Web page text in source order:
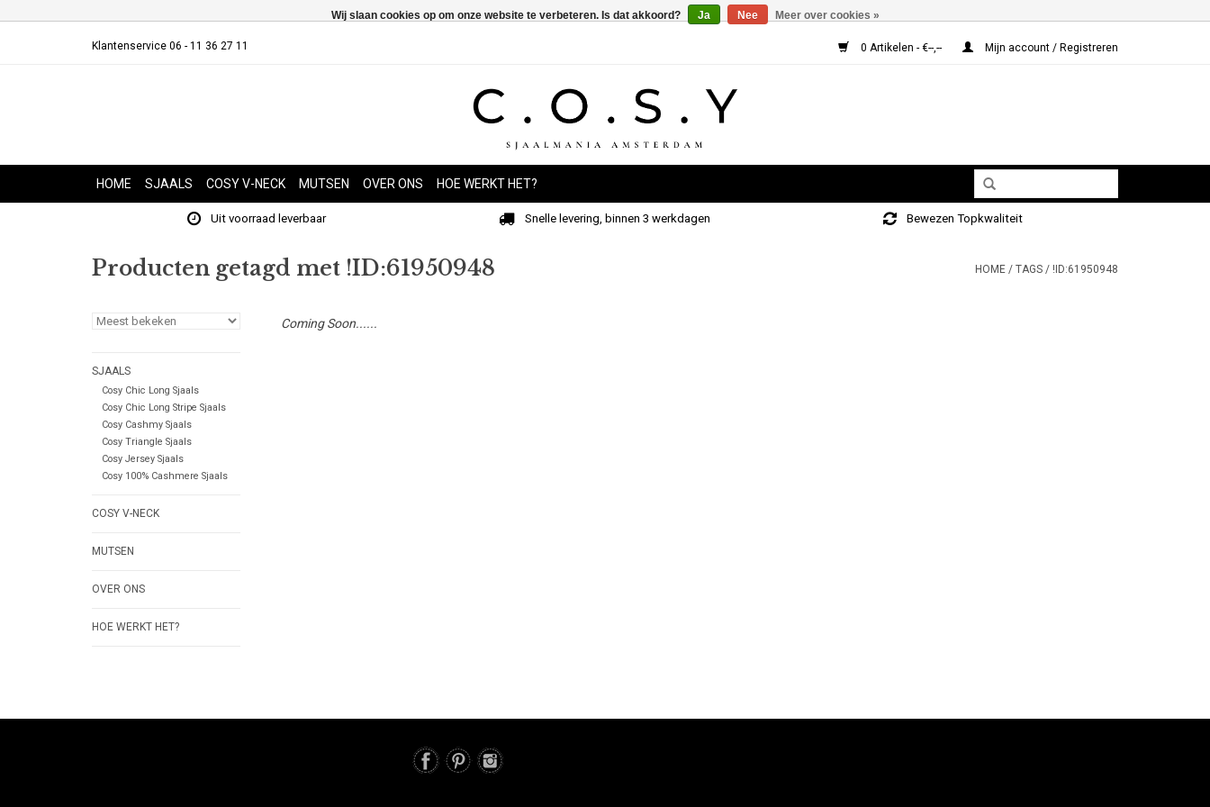
Klantenservice 06 - 11 36 27 11 0 Artikelen - €--,-- Mijn account / Registreren
HOME SJAALS COSY V-NECK MUTSEN OVER ONS HOE WERKT HET?
Uit voorraad leverbaar Snelle levering, binnen 3 werkdagen Bewezen Topkwaliteit
Producten getagd met !ID:61950948 HOME / TAGS / !ID:61950948
SJAALS
Cosy Chic Long Sjaals
Cosy Chic Long Stripe Sjaals
Cosy Cashmy Sjaals
Cosy Triangle Sjaals
Cosy Jersey Sjaals
Cosy 100% Cashmere Sjaals
COSY V-NECK
MUTSEN
OVER ONS
HOE WERKT HET?
Coming Soon......
Wij slaan cookies op om onze website te verbeteren. Is dat akkoord? Ja Nee Meer over cookies »